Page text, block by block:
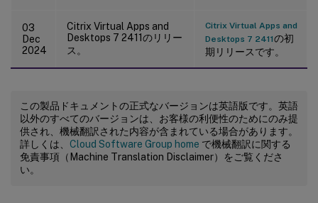
03
Dec
2024
Citrix Virtual Apps and
Desktops 7 2411のリリー
ス。
Citrix Virtual Apps and
Desktops 7 2411の初
期リリースです。
この製品ドキュメントの正式なバージョンは英語版です。英語
以外のすべてのバージョンは、お客様の利便性のためにのみ提
供され、機械翻訳された内容が含まれている場合があります。
詳しくは、 Cloud Software Group home で機械翻訳に関する
免責事項（Machine Translation Disclaimer）をご覧くださ
い。